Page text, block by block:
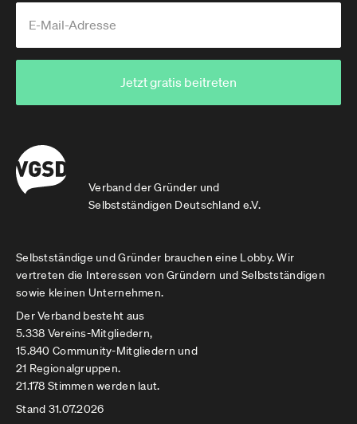
Verband der Gründer und
Selbstständigen Deutschland e.V.
Jetzt gratis beitreten
Selbstständige und Gründer brauchen eine Lobby. Wir
vertreten die Interessen von Gründern und Selbstständigen
sowie kleinen Unternehmen.
Der Verband besteht aus
5.338 Vereins-Mitgliedern,
15.840 Community-Mitgliedern und
21 Regionalgruppen.
21.178 Stimmen werden laut.
Stand 31.07.2026